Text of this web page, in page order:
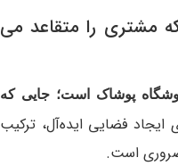
که مشتری را متقاعد می
پوشاک است؛ جایی که
ایجاد فضایی ایده‌آل، ترکیب
است.